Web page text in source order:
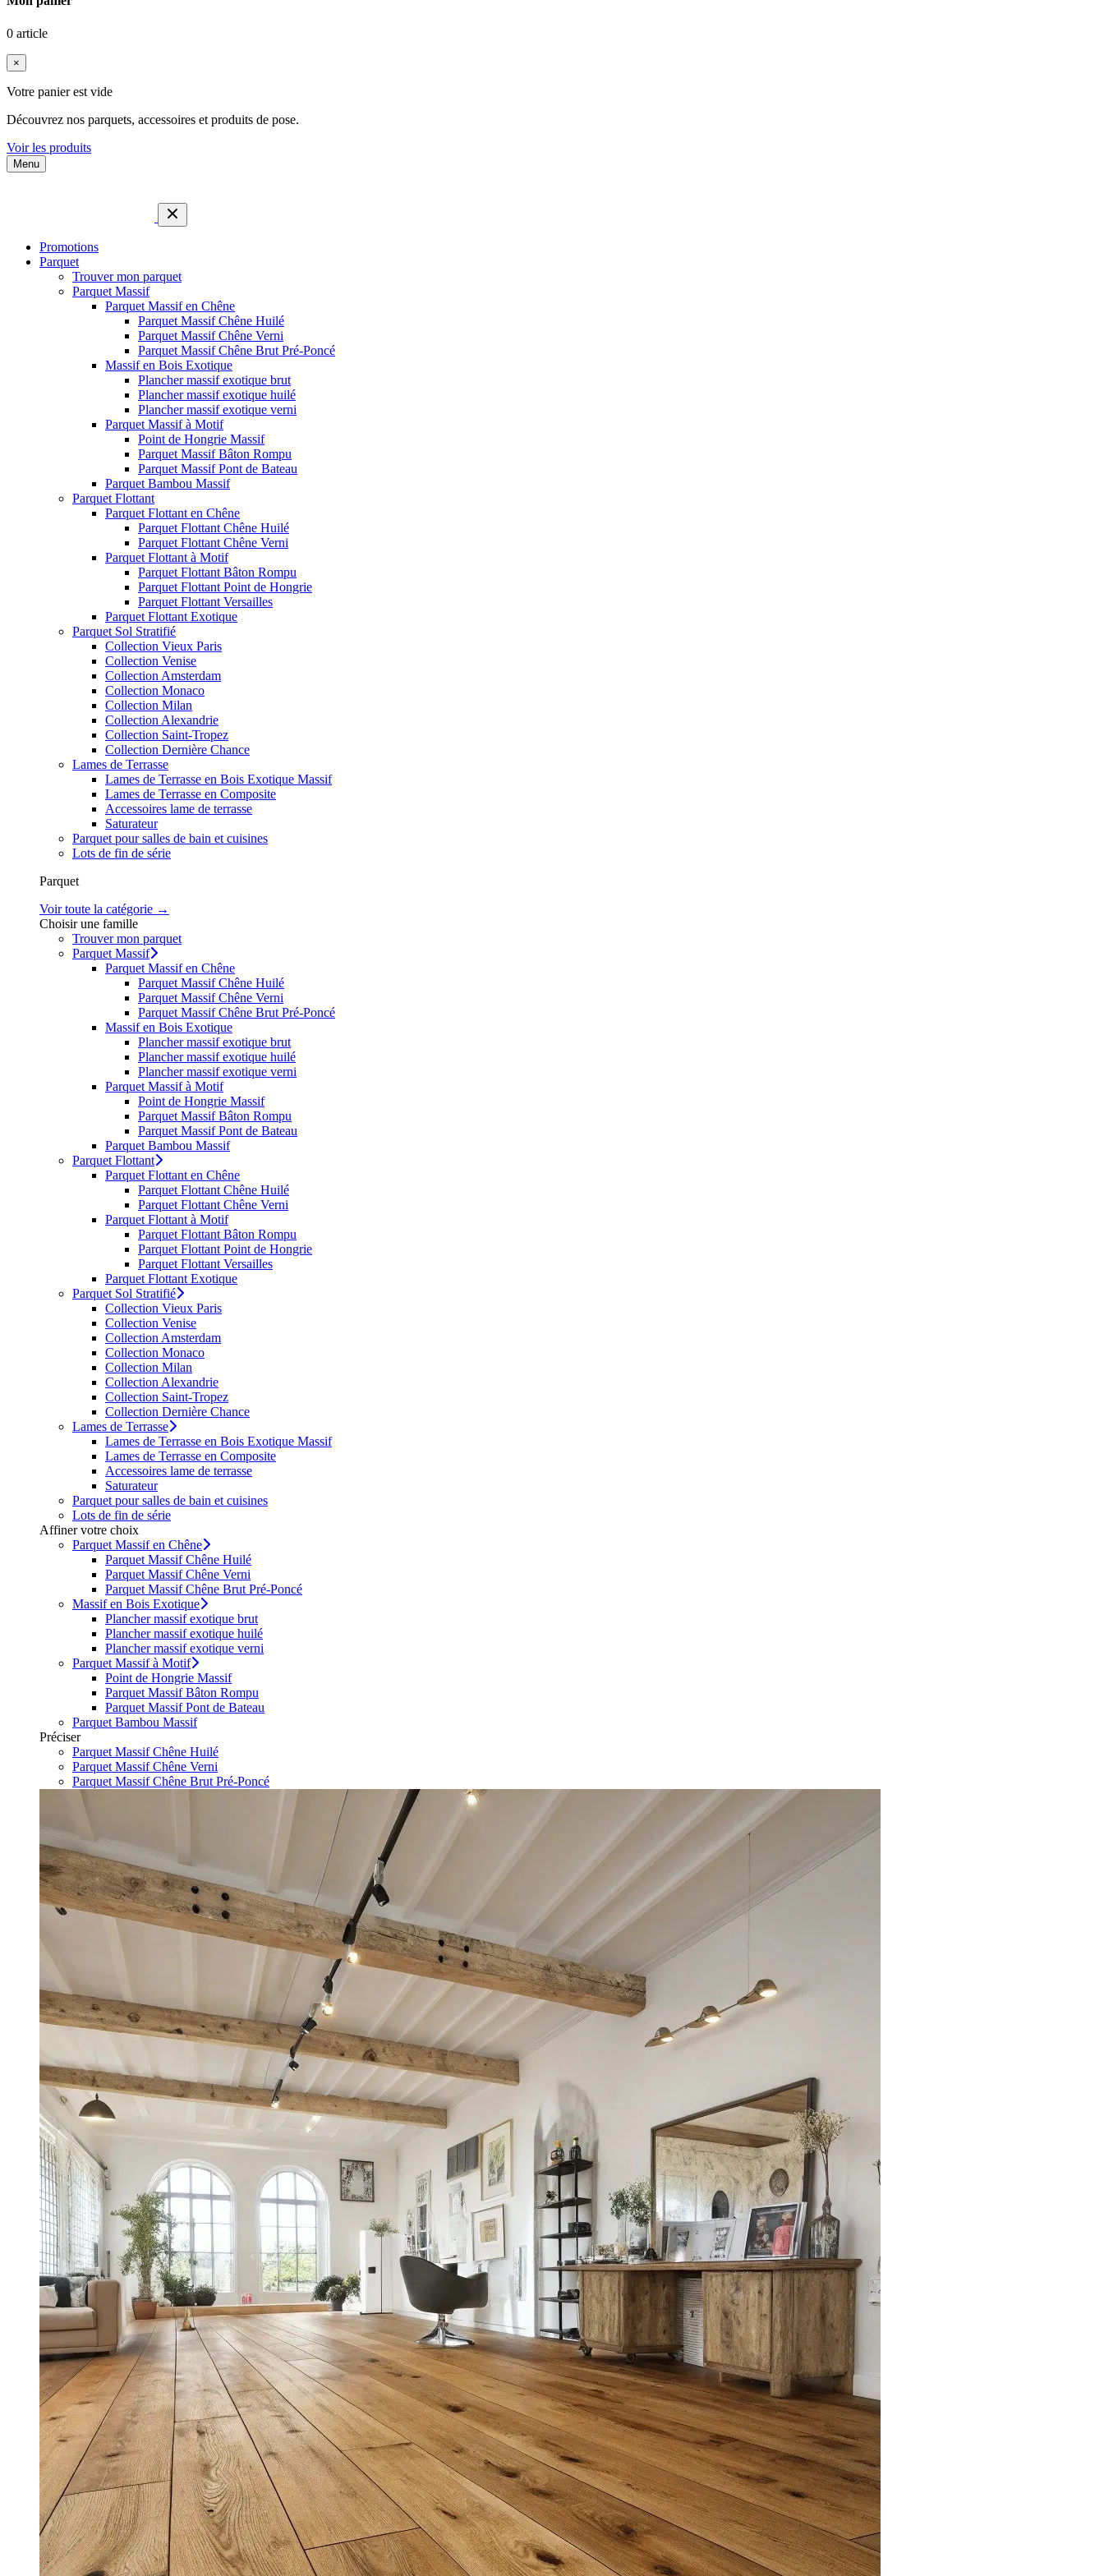
0 article
×
Votre panier est vide
Découvrez nos parquets, accessoires et produits de pose.
Voir les produits
Menu
Promotions
Parquet
Trouver mon parquet
Parquet Massif
Parquet Massif en Chêne
Parquet Massif Chêne Huilé
Parquet Massif Chêne Verni
Parquet Massif Chêne Brut Pré-Poncé
Massif en Bois Exotique
Plancher massif exotique brut
Plancher massif exotique huilé
Plancher massif exotique verni
Parquet Massif à Motif
Point de Hongrie Massif
Parquet Massif Bâton Rompu
Parquet Massif Pont de Bateau
Parquet Bambou Massif
Parquet Flottant
Parquet Flottant en Chêne
Parquet Flottant Chêne Huilé
Parquet Flottant Chêne Verni
Parquet Flottant à Motif
Parquet Flottant Bâton Rompu
Parquet Flottant Point de Hongrie
Parquet Flottant Versailles
Parquet Flottant Exotique
Parquet Sol Stratifié
Collection Vieux Paris
Collection Venise
Collection Amsterdam
Collection Monaco
Collection Milan
Collection Alexandrie
Collection Saint-Tropez
Collection Dernière Chance
Lames de Terrasse
Lames de Terrasse en Bois Exotique Massif
Lames de Terrasse en Composite
Accessoires lame de terrasse
Saturateur
Parquet pour salles de bain et cuisines
Lots de fin de série
Parquet
Voir toute la catégorie →
Choisir une famille
Trouver mon parquet
Parquet Massif
Parquet Massif en Chêne
Parquet Massif Chêne Huilé
Parquet Massif Chêne Verni
Parquet Massif Chêne Brut Pré-Poncé
Massif en Bois Exotique
Plancher massif exotique brut
Plancher massif exotique huilé
Plancher massif exotique verni
Parquet Massif à Motif
Point de Hongrie Massif
Parquet Massif Bâton Rompu
Parquet Massif Pont de Bateau
Parquet Bambou Massif
Parquet Flottant
Parquet Flottant en Chêne
Parquet Flottant Chêne Huilé
Parquet Flottant Chêne Verni
Parquet Flottant à Motif
Parquet Flottant Bâton Rompu
Parquet Flottant Point de Hongrie
Parquet Flottant Versailles
Parquet Flottant Exotique
Parquet Sol Stratifié
Collection Vieux Paris
Collection Venise
Collection Amsterdam
Collection Monaco
Collection Milan
Collection Alexandrie
Collection Saint-Tropez
Collection Dernière Chance
Lames de Terrasse
Lames de Terrasse en Bois Exotique Massif
Lames de Terrasse en Composite
Accessoires lame de terrasse
Saturateur
Parquet pour salles de bain et cuisines
Lots de fin de série
Affiner votre choix
Parquet Massif en Chêne
Parquet Massif Chêne Huilé
Parquet Massif Chêne Verni
Parquet Massif Chêne Brut Pré-Poncé
Massif en Bois Exotique
Plancher massif exotique brut
Plancher massif exotique huilé
Plancher massif exotique verni
Parquet Massif à Motif
Point de Hongrie Massif
Parquet Massif Bâton Rompu
Parquet Massif Pont de Bateau
Parquet Bambou Massif
Préciser
Parquet Massif Chêne Huilé
Parquet Massif Chêne Verni
Parquet Massif Chêne Brut Pré-Poncé